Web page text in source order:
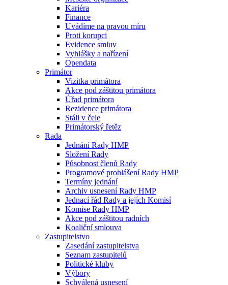
Kariéra
Finance
Uvádíme na pravou míru
Proti korupci
Evidence smluv
Vyhlášky a nařízení
Opendata
Primátor
Vizitka primátora
Akce pod záštitou primátora
Úřad primátora
Rezidence primátora
Stáli v čele
Primátorský řetěz
Rada
Jednání Rady HMP
Složení Rady
Působnost členů Rady
Programové prohlášení Rady HMP
Termíny jednání
Archiv usnesení Rady HMP
Jednací řád Rady a jejích Komisí
Komise Rady HMP
Akce pod záštitou radních
Koaliční smlouva
Zastupitelstvo
Zasedání zastupitelstva
Seznam zastupitelů
Politické kluby
Výbory
Schválená usnesení